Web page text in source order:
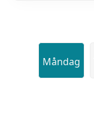
Måndag